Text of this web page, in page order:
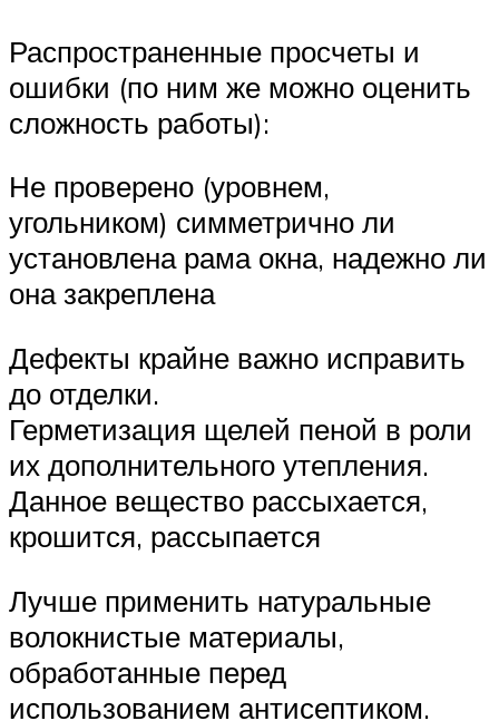
Распространенные просчеты и
ошибки (по ним же можно оценить
сложность работы):
Не проверено (уровнем,
угольником) симметрично ли
установлена рама окна, надежно ли
она закреплена
Дефекты крайне важно исправить
до отделки.
Герметизация щелей пеной в роли
их дополнительного утепления.
Данное вещество рассыхается,
крошится, рассыпается
Лучше применить натуральные
волокнистые материалы,
обработанные перед
использованием антисептиком.